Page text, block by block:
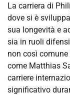
La carriera di
dove si è
sua longevità e
sia in ruoli
non così
come Matthias
carriere
significativo